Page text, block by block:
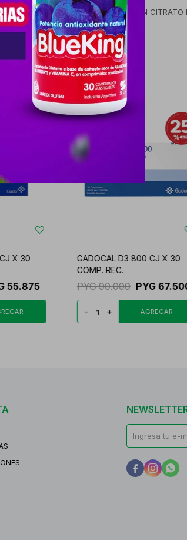
GADOCAL D3 ESTÁ FORMULADO CON CITRATO
interesar
X 30
55.875
GADOCAL D3 800 CJ X 30
COMP. REC.
PYG 90.000 PYG
- +
  